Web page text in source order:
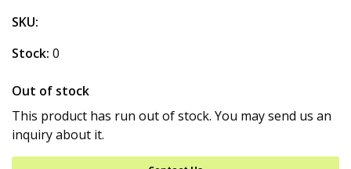
SKU:
Stock: 0
Out of stock
This product has run out of stock. You may send us an
inquiry about it.